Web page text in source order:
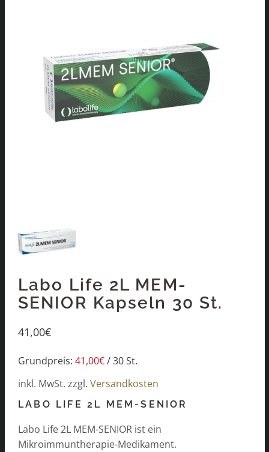
Labo Life 2L MEM-
SENIOR Kapseln 30 St.
41,00€
Grundpreis: 41,00€/30St.
inkl. MwSt. zzgl. Versandkosten
LABO LIFE 2L MEM-SENIOR
Labo Life 2L MEM-SENIOR ist ein
Mikroimmuntherapie-Medikament.